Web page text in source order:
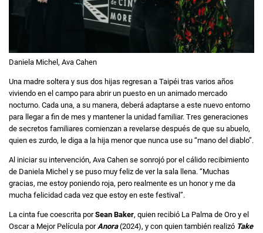
Daniela Michel, Ava Cahen
Una madre soltera y sus dos hijas regresan a Taipéi tras varios años
viviendo en el campo para abrir un puesto en un animado mercado
nocturno. Cada una, a su manera, deberá adaptarse a este nuevo entorno
para llegar a fin de mes y mantener la unidad familiar. Tres generaciones
de secretos familiares comienzan a revelarse después de que su abuelo,
quien es zurdo, le diga a la hija menor que nunca use su “mano del diablo”.
Al iniciar su intervención, Ava Cahen se sonrojó por el cálido recibimiento
de Daniela Michel y se puso muy feliz de ver la sala llena. “Muchas
gracias, me estoy poniendo roja, pero realmente es un honor y me da
mucha felicidad cada vez que estoy en este festival”.
La cinta fue coescrita porSean Baker, quien recibió La Palma de Oro y el
Oscar a Mejor Película porAnora(2024), y con quien también realizó Take